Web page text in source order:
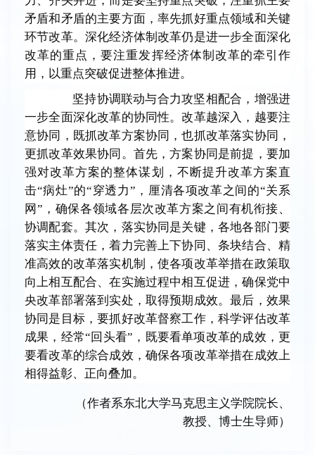
矛盾和矛盾的主要方面，率先抓好重点领域和关键
环节改革。深化经济体制改革仍是进一步全面深化
改革的重点，要注重发挥经济体制改革的牵引作
用，以重点突破促进整体推进。
坚持协调联动与合力攻坚相配合，增强进
一步全面深化改革的协同性。改革越深入，越要注
意协同，既抓改革方案协同，也抓改革落实协同，
更抓改革效果协同。首先，方案协同是前提，要加
强对改革方案的整体谋划，不断提升改革方案直
击“病灶”的“穿透力” ，厘清各项改革之间的“关系
网 ” ，确保各领域各层次改革方案之间有机衔接、
协调配套。其次，落实协同是关键，各地各部门要
落实主体责任，着力完善上下协同、条块结合、精
准高效的改革落实机制，使各项改革举措在政策取
向上相互配合、在实施过程中相互促进，确保党中
央改革部署落到实处，取得预期成效。最后，效果
协同是目标，要抓好改革督察工作，科学评估改革
成果，经常“回头看” ，既要看单项改革的成效，更
要看改革的综合成效，确保各项改革举措在成效上
相得益彰、正向叠加。
（作者系东北大学马克思主义学院院长、
教授、博士生导师）